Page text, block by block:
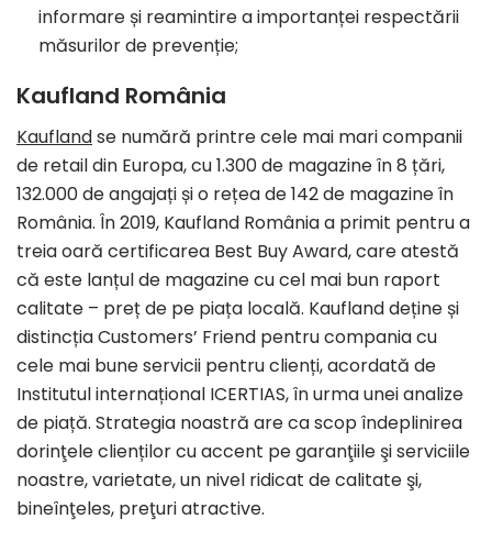
informare și reamintire a importanței respectării
măsurilor de prevenție;
Kaufland România
Kauflandse numără printre cele mai mari companii
de retail din Europa, cu 1.300 de magazine în 8 țări,
132.000 de angajați și o rețea de 142 de magazine în
România. În 2019, Kaufland România a primit pentru a
treia oară certificarea Best Buy Award, care atestă
că este lanțul de magazine cu cel mai bun raport
calitate – preț de pe piața locală. Kaufland deține și
distincția Customers’ Friend pentru compania cu
cele mai bune servicii pentru clienți, acordată de
Institutul internațional ICERTIAS, în urma unei analize
de piață. Strategia noastră are ca scop îndeplinirea
dorinţele clienților cu accent pe garanţiile şi serviciile
noastre, varietate, un nivel ridicat de calitate şi,
bineînţeles, preţuri atractive.